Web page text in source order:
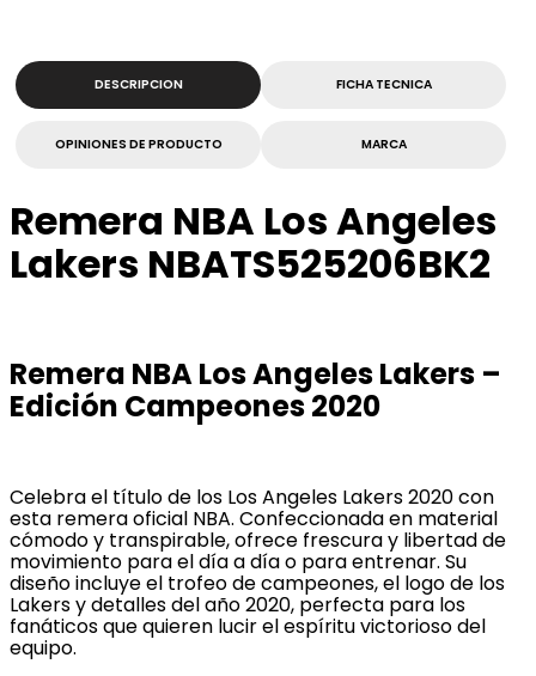
DESCRIPCION FICHA TECNICA
OPINIONES DE PRODUCTO MARCA
Remera NBA Los Angeles
Lakers NBATS525206BK2
Remera NBA Los Angeles Lakers –
Edición Campeones 2020
Celebra el título de los Los Angeles Lakers 2020 con
esta remera oficial NBA. Confeccionada en material
cómodo y transpirable, ofrece frescura y libertad de
movimiento para el día a día o para entrenar. Su
diseño incluye el trofeo de campeones, el logo de los
Lakers y detalles del año 2020, perfecta para los
fanáticos que quieren lucir el espíritu victorioso del
equipo.